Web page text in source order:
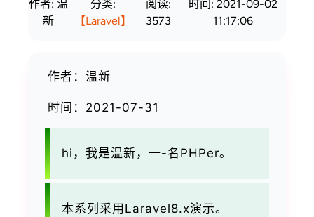
作者: 温
新
分类:
【Laravel】
阅读:
3573
时间: 2021-09-02
11:17:06
作者：温新
时间：2021-07-31
hi，我是温新，一-名PHPer。
本系列采用Laravel8.x演示。